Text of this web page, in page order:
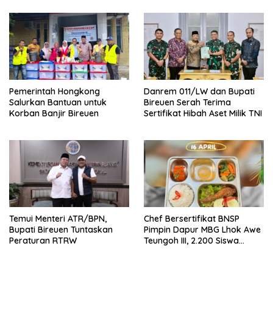
Pemerintah Hongkong
Salurkan Bantuan untuk
Korban Banjir Bireuen
Danrem 011/LW dan Bupati
Bireuen Serah Terima
Sertifikat Hibah Aset Milik TNI
Temui Menteri ATR/BPN,
Bupati Bireuen Tuntaskan
Peraturan RTRW
Chef Bersertifikat BNSP
Pimpin Dapur MBG Lhok Awe
Teungoh III, 2.200 Siswa